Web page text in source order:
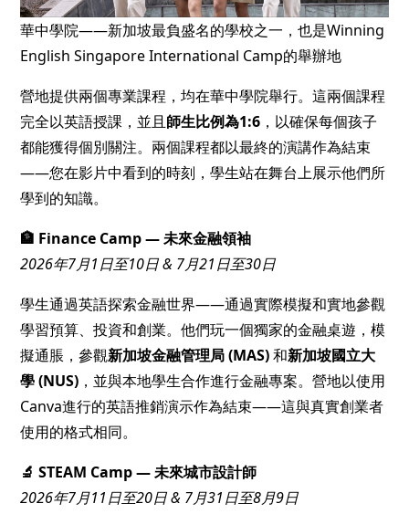
華中學院——新加坡最負盛名的學校之一，也是Winning
English Singapore International Camp的舉辦地
營地提供兩個專業課程，均在華中學院舉行。這兩個課程
完全以英語授課，並且師生比例為1:6 ，以確保每個孩子
都能獲得個別關注。兩個課程都以最終的演講作為結束
——您在影片中看到的時刻，學生站在舞台上展示他們所
學到的知識。
🏦 Finance Camp — 未來金融領袖
2026年7月1日至10日 & 7月21日至30日
學生通過英語探索金融世界——通過實際模擬和實地參觀
學習預算、投資和創業。他們玩一個獨家的金融桌遊，模
擬通脹，參觀新加坡金融管理局 (MAS)和新加坡國立大
學 (NUS) ，並與本地學生合作進行金融專案。營地以使用
Canva進行的英語推銷演示作為結束——這與真實創業者
使用的格式相同。
🔬 STEAM Camp — 未來城市設計師
2026年7月11日至20日 & 7月31日至8月9日